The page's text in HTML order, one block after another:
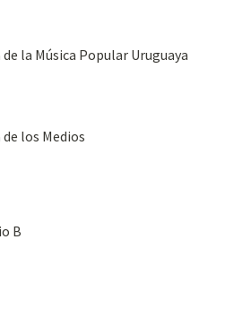
la Música Popular Uruguaya
los Medios
B